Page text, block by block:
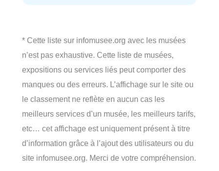
* Cette liste sur infomusee.org avec les musées
n’est pas exhaustive. Cette liste de musées,
expositions ou services liés peut comporter des
manques ou des erreurs. L’affichage sur le site ou
le classement ne reflète en aucun cas les
meilleurs services d’un musée, les meilleurs tarifs,
etc… cet affichage est uniquement présent à titre
d’information grâce à l’ajout des utilisateurs ou du
site infomusee.org. Merci de votre compréhension.